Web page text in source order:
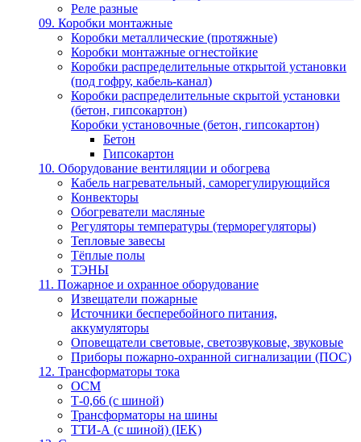
Реле разные
09. Коробки монтажные
Коробки металлические (протяжные)
Коробки монтажные огнестойкие
Коробки распределительные открытой установки
(под гофру, кабель-канал)
Коробки распределительные скрытой установки
(бетон, гипсокартон)
Коробки установочные (бетон, гипсокартон)
Бетон
Гипсокартон
10. Оборудование вентиляции и обогрева
Кабель нагревательный, саморегулирующийся
Конвекторы
Обогреватели масляные
Регуляторы температуры (терморегуляторы)
Тепловые завесы
Тёплые полы
ТЭНЫ
11. Пожарное и охранное оборудование
Извещатели пожарные
Источники бесперебойного питания,
аккумуляторы
Оповещатели световые, светозвуковые, звуковые
Приборы пожарно-охранной сигнализации (ПОС)
12. Трансформаторы тока
ОСМ
Т-0,66 (с шиной)
Трансформаторы на шины
ТТИ-А (с шиной) (IEK)